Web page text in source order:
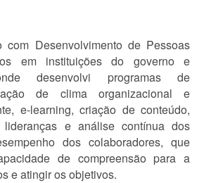
com Desenvolvimento de Pessoas
em instituições do governo e
desenvolvi programas de
de clima organizacional e
e-learning, criação de conteúdo,
lideranças e análise contínua dos
dos colaboradores, que
de compreensão para a
e atingir os objetivos.